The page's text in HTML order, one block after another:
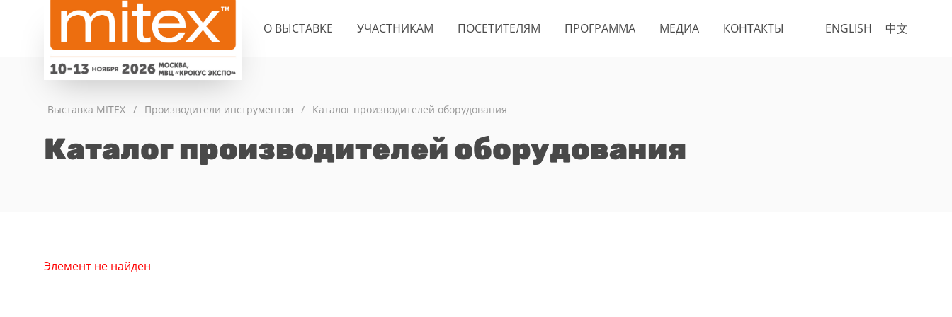
ENGLISH 中文
О ВЫСТАВКЕ УЧАСТНИКАМ ПОСЕТИТЕЛЯМ ПРОГРАММА МЕДИА КОНТАКТЫ
Выставка MITEX / Производители инструментов / Каталог производителей оборудования
Каталог производителей оборудования
Элемент не найден